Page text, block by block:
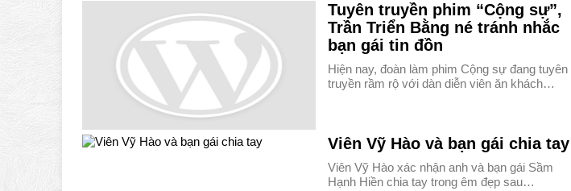
Tuyên truyền phim “Cộng sự”,
Trần Triển Bằng né tránh nhắc
bạn gái tin đồn
Hiện nay, đoàn làm phim Cộng sự đang tuyên
truyền rầm rộ với dàn diễn viên ăn khách…
Viên Vỹ Hào và bạn gái chia tay
Viên Vỹ Hào xác nhận anh và bạn gái Sầm
Hạnh Hiền chia tay trong êm đẹp sau…